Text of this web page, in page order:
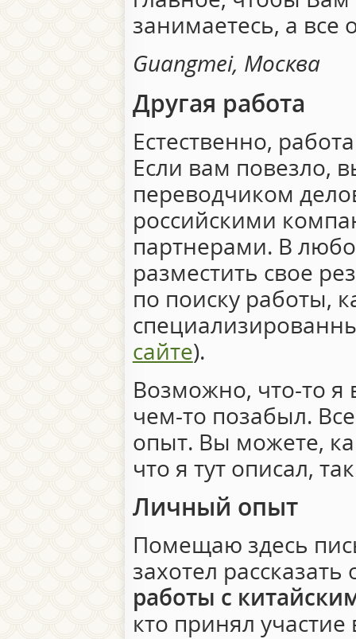
занимаетесь, а все
Guangmei, Москва
Другая работа
Естественно,
Если вам повезло,
переводчиком
российскими
партнерами. В
разместить свое
по поиску работы,
сайте).
Возможно, что-то я
чем-то позабыл.
опыт. Вы можете,
что я тут описал,
Личный опыт
Помещаю здесь
захотел
работы с
кто принял участие